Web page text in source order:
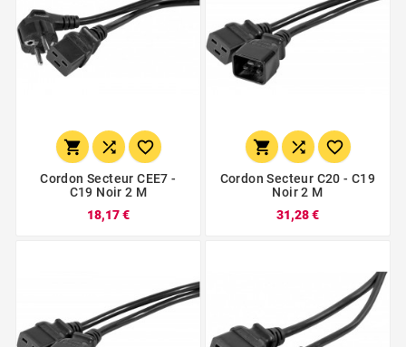
  
Cordon Secteur CEE7 -
C19 Noir 2 M
18,17 €
  
Cordon Secteur C20 - C19
Noir 2 M
31,28 €